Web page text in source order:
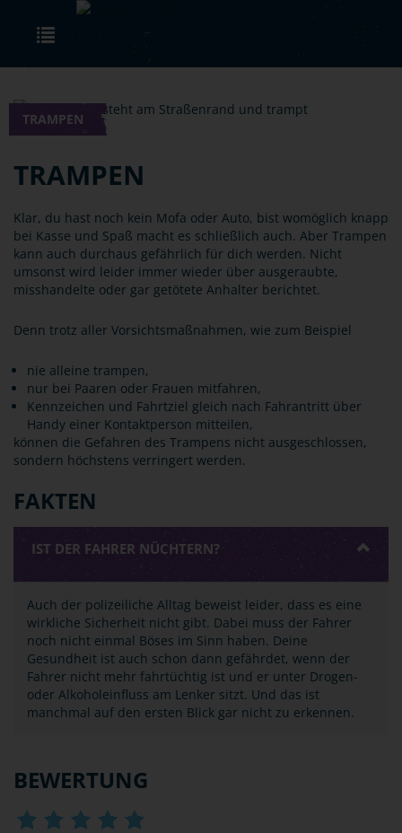
Skip to main content
TRAMPEN
TRAMPEN
Klar, du hast noch kein Mofa oder Auto, bist womöglich knapp
bei Kasse und Spaß macht es schließlich auch. Aber Trampen
kann auch durchaus gefährlich für dich werden. Nicht
umsonst wird leider immer wieder über ausgeraubte,
misshandelte oder gar getötete Anhalter berichtet.
Denn trotz aller Vorsichtsmaßnahmen, wie zum Beispiel
nie alleine trampen,
nur bei Paaren oder Frauen mitfahren,
Kennzeichen und Fahrtziel gleich nach Fahrantritt über
Handy einer Kontaktperson mitteilen,
können die Gefahren des Trampens nicht ausgeschlossen,
sondern höchstens verringert werden.
FAKTEN
IST DER FAHRER NÜCHTERN?
Auch der polizeiliche Alltag beweist leider, dass es eine
wirkliche Sicherheit nicht gibt. Dabei muss der Fahrer
noch nicht einmal Böses im Sinn haben. Deine
Gesundheit ist auch schon dann gefährdet, wenn der
Fahrer nicht mehr fahrtüchtig ist und er unter Drogen-
oder Alkoholeinfluss am Lenker sitzt. Und das ist
manchmal auf den ersten Blick gar nicht zu erkennen.
BEWERTUNG